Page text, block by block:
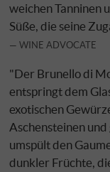
weichen Tanninen
Süße, die seine
WINE ADVOCATE
"Der Brunello di
entspringt dem
exotischen
Aschensteinen
umspült den
dunkler Früchte,